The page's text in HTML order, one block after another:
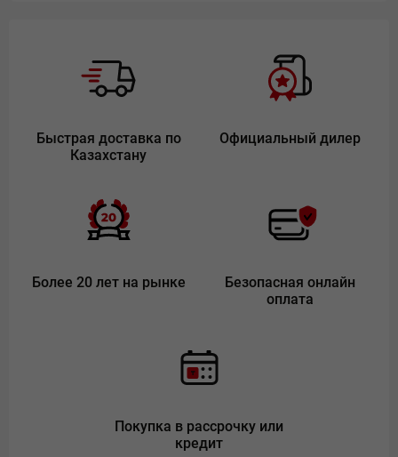
Быстрая доставка по
Казахстану
Официальный дилер
Более 20 лет на рынке
Безопасная онлайн
оплата
Покупка в рассрочку или
кредит